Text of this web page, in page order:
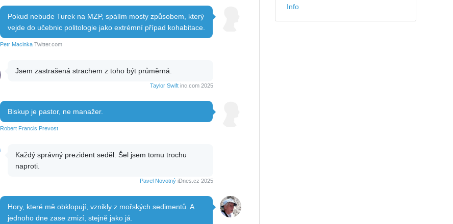
Pokud nebude Turek na MZP, spálím mosty způsobem, který
vejde do učebnic politologie jako extrémní případ kohabitace.
Petr MacinkaTwitter.com
Jsem zastrašená strachem z toho být průměrná.
Taylor Swiftinc.com 2025
Biskup je pastor, ne manažer.
Robert Francis Prevost
Každý správný prezident seděl. Šel jsem tomu trochu
naproti.
Pavel NovotnýiDnes.cz 2025
Hory, které mě obklopují, vznikly z mořských sedimentů. A
jednoho dne zase zmizí, stejně jako já.
Info